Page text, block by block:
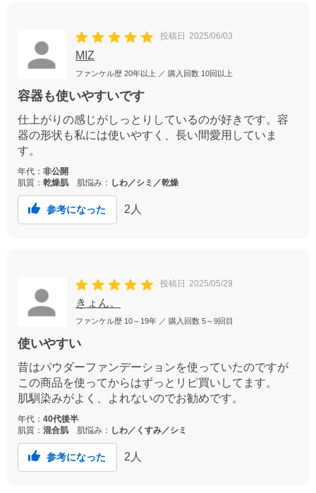
投稿日 2025/06/03
MIZ
ファンケル歴 20年以上 ／ 購入回数 10回以上
容器も使いやすいです
仕上がりの感じがしっとりしているのが好きです。容
器の形状も私には使いやすく、長い間愛用していま
す。
年代： 非公開
肌質： 乾燥肌 肌悩み： しわ／シミ／乾燥
参考になった 2 人
投稿日 2025/05/29
きょん。
ファンケル歴 10～19年 ／ 購入回数 5～9回目
使いやすい
昔はパウダーファンデーションを使っていたのですが
この商品を使ってからはずっとリピ買いしてます。
肌馴染みがよく、よれないのでお勧めです。
年代： 40代後半
肌質： 混合肌 肌悩み： しわ／くすみ／シミ
参考になった 2 人